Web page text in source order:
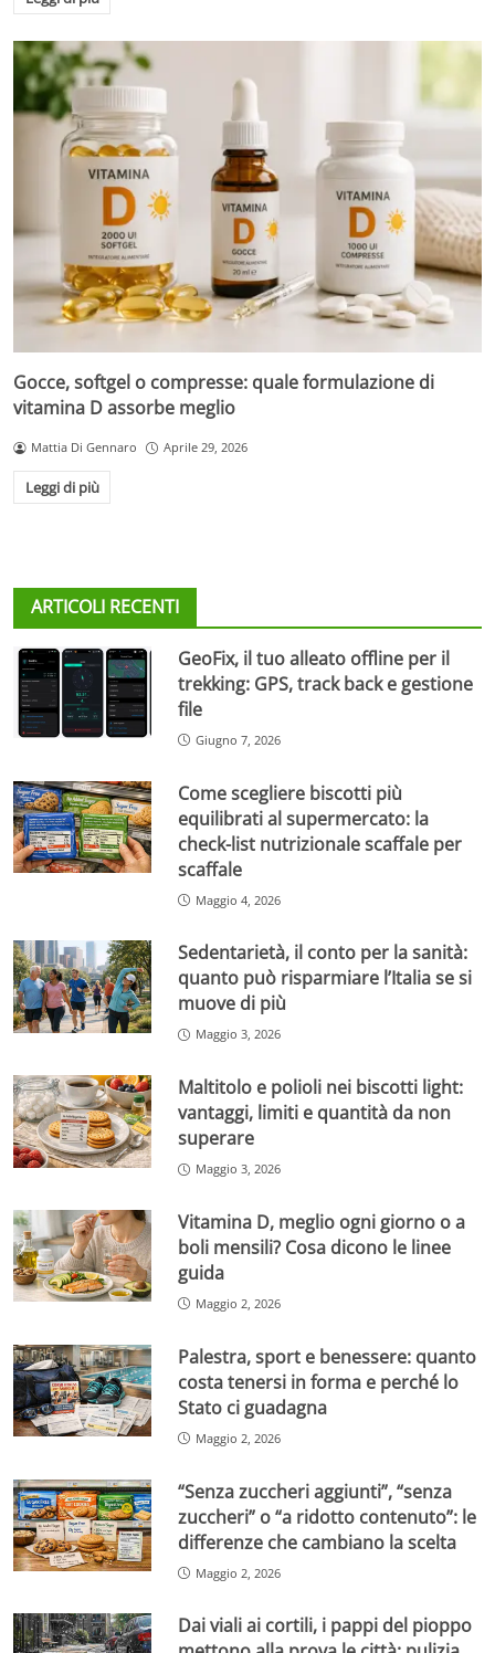
Gocce, softgel o compresse: quale formulazione di
vitamina D assorbe meglio
Mattia Di Gennaro Aprile 29, 2026
Leggi di più
ARTICOLI RECENTI
GeoFix, il tuo alleato offline per il
trekking: GPS, track back e gestione
file
Giugno 7, 2026
Come scegliere biscotti più
equilibrati al supermercato: la
check-list nutrizionale scaffale per
scaffale
Maggio 4, 2026
Sedentarietà, il conto per la sanità:
quanto può risparmiare l’Italia se si
muove di più
Maggio 3, 2026
Maltitolo e polioli nei biscotti light:
vantaggi, limiti e quantità da non
superare
Maggio 3, 2026
Vitamina D, meglio ogni giorno o a
boli mensili? Cosa dicono le linee
guida
Maggio 2, 2026
Palestra, sport e benessere: quanto
costa tenersi in forma e perché lo
Stato ci guadagna
Maggio 2, 2026
“Senza zuccheri aggiunti”, “senza
zuccheri” o “a ridotto contenuto”: le
differenze che cambiano la scelta
Maggio 2, 2026
Dai viali ai cortili, i pappi del pioppo